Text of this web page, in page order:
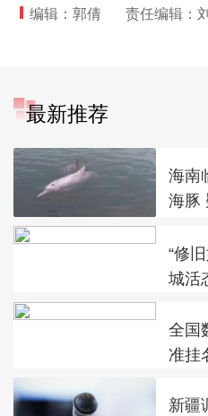
编辑：郭倩 责任编辑：
最新推荐
海南
海豚
“修
城活
全国
准挂
新疆